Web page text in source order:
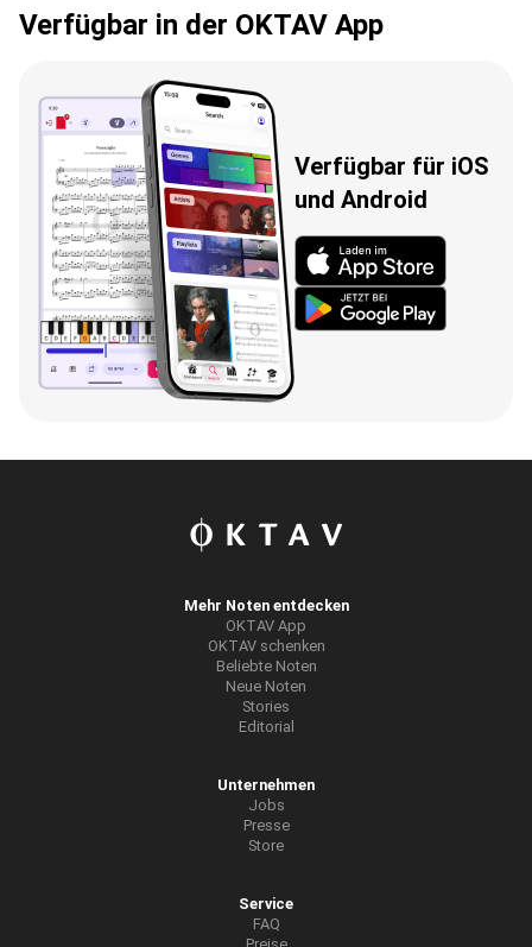
Verfügbar in der OKTAV App
Verfügbar für iOS
und Android
Mehr Noten entdecken
OKTAV App
OKTAV schenken
Beliebte Noten
Neue Noten
Stories
Editorial
Unternehmen
Jobs
Presse
Store
Service
FAQ